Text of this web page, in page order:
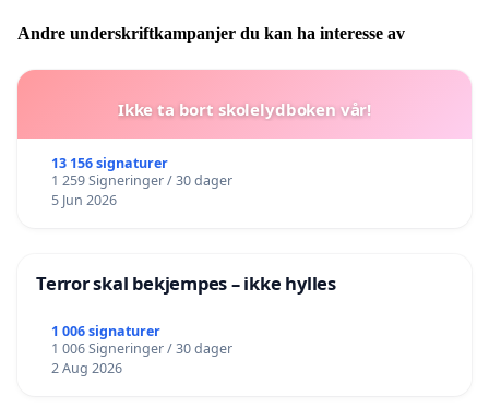
Andre underskriftkampanjer du kan ha interesse av
Ikke ta bort skolelydboken vår!
13 156 signaturer
1 259 Signeringer / 30 dager
5 Jun 2026
Terror skal bekjempes – ikke hylles
1 006 signaturer
1 006 Signeringer / 30 dager
2 Aug 2026